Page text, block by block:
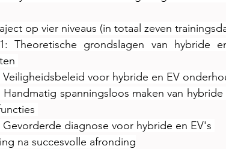
op vier niveaus (in totaal zeven
Theoretische grondslagen van hybride
Veiligheidsbeleid voor hybride en EV
Handmatig spanningsloos maken van
Gevorderde diagnose voor hybride en EV's
na succesvolle afronding